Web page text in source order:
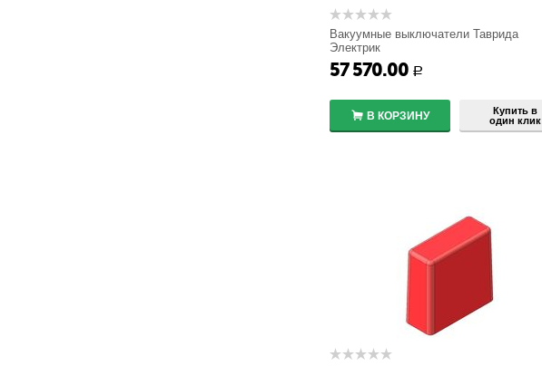
Вакуумные выключатели Таврида
Электрик
TER_CM_16_1(220_1)
57 570.00 Р
В КОРЗИНУ
Купить в
один клик